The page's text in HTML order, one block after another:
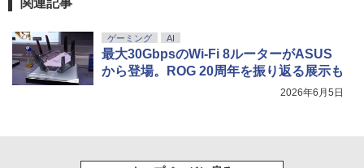
ゲーミング AI
最大30GbpsのWi-Fi 8ルーターがASUS
から登場。ROG 20周年を振り返る展示も
2026年6月5日